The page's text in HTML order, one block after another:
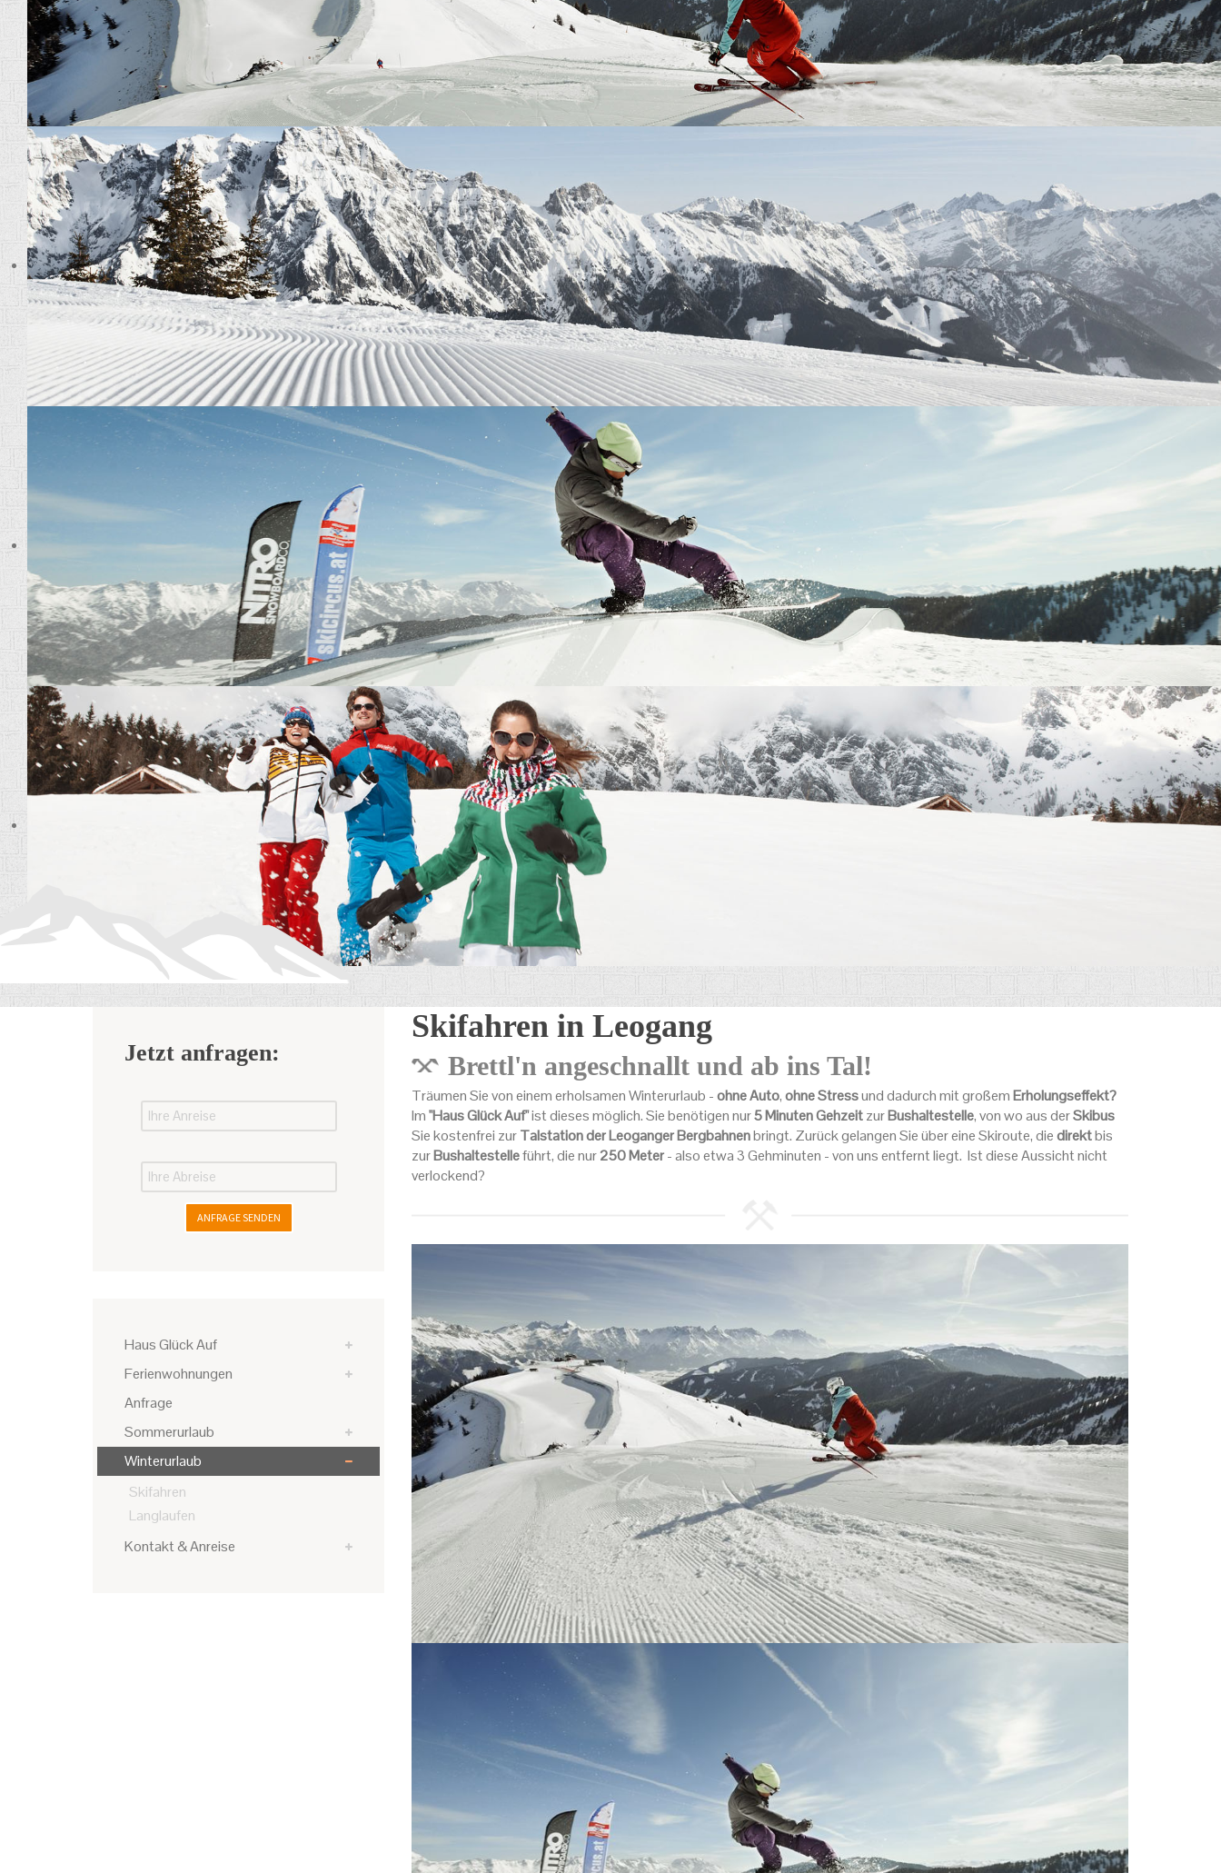
Skifahren in Leogang
Brettl'n angeschnallt und ab ins Tal!
Träumen Sie von einem erholsamen Winterurlaub -ohne Auto,ohne Stressund dadurch mit großemErholungseffekt?
Im"Haus Glück Auf"ist dieses möglich. Sie benötigen nur5 Minuten GehzeitzurBushaltestelle, von wo aus derSkibus
Sie kostenfrei zurTalstation der Leoganger Bergbahnenbringt. Zurück gelangen Sie über eine Skiroute, diedirektbis
zurBushaltestelleführt, die nur250 Meter- also etwa 3 Gehminuten - von uns entfernt liegt. Ist diese Aussicht nicht
verlockend?
Jetzt anfragen:
ANFRAGE SENDEN
Haus Glück Auf
Ferienwohnungen
Anfrage
Sommerurlaub
Winterurlaub
Skifahren
Langlaufen
Kontakt & Anreise